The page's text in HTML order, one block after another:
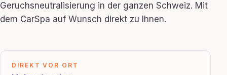
Geruchsneutralisierung in der ganzen Schweiz. Mit
dem CarSpa auf Wunsch direkt zu Ihnen.
DIREKT VOR ORT